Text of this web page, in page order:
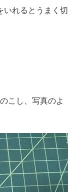
いれるとうまく切
こし、写真のよ